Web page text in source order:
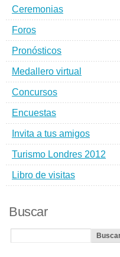
Ceremonias
Foros
Pronósticos
Medallero virtual
Concursos
Encuestas
Invita a tus amigos
Turismo Londres 2012
Libro de visitas
Buscar